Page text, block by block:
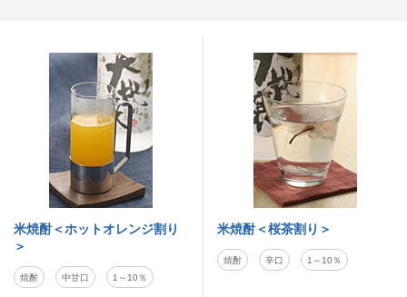
米焼酎＜ホットオレンジ割り
＞
焼酎 中甘口 1～10％
米焼酎＜桜茶割り＞
焼酎 辛口 1～10％